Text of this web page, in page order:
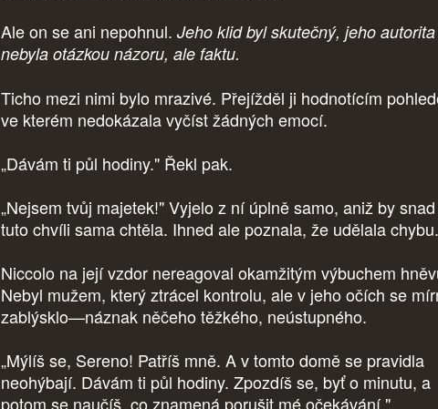
Ale on se ani nepohnul. Jeho klid byl skutečný, jeho autorita
nebyla otázkou názoru, ale faktu.
Ticho mezi nimi bylo mrazivé. Přejížděl ji hodnotícím
ve kterém nedokázala vyčíst žádných emocí.
„Dávám ti půl hodiny." Řekl pak.
„Nejsem tvůj majetek!" Vyjelo z ní úplně samo, aniž by
tuto chvíli sama chtěla. Ihned ale poznala, že udělala chybu.
Niccolo na její vzdor nereagoval okamžitým výbuchem
Nebyl mužem, který ztrácel kontrolu, ale v jeho očích se
zablýsklo—náznak něčeho těžkého, neústupného.
„Mýlíš se, Sereno! Patříš mně. A v tomto domě se pravidla
neohýbají. Dávám ti půl hodiny. Zpozdíš se, byť o minutu, a
potom se naučíš, co znamená porušit mé očekávání."